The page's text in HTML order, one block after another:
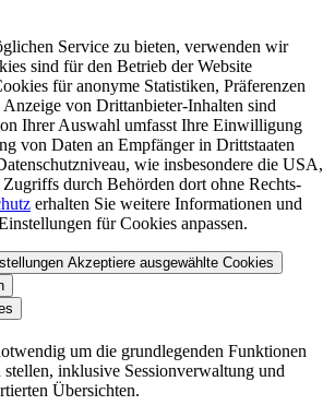
Service zu bieten, verwenden wir
sind für den Betrieb der Website
für anonyme Statistiken, Präferenzen
von Dritt­anbieter-Inhalten sind
Ihrer Auswahl umfasst Ihre Einwilligung
von Daten an Empfänger in Drittstaaten
wie insbesondere die USA,
durch Behörden dort ohne Rechts­
erhalten Sie weitere Informationen und
für Cookies anpassen.
Akzeptiere ausgewählte Cookies
um die grundlegenden Funktionen
stellen, inklusive Sessionverwaltung und
Übersichten.